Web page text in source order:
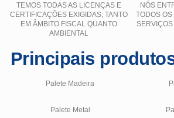
TEMOS TODAS AS LICENÇAS E
CERTIFICAÇÕES EXIGIDAS, TANTO
EM ÂMBITO FISCAL QUANTO
AMBIENTAL
NÓS
TODOS
Principais
Palete Madeira
Palete Metal